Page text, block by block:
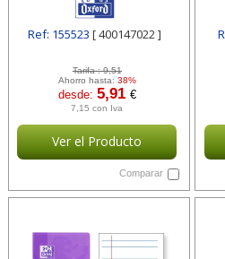
400147022
Ref: 155523[ 400147022 ]
Tarifa :9,51
Ahorro hasta: 38%
desde: 5,91 €
7,15 con Iva
Ver el Producto
Comparar